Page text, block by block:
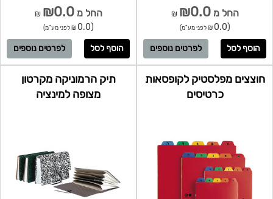
החל מ₪0.0
₪
(0.0 ₪ לפני מע"מ)
לפרטים נוספים
החל מ₪0.0
₪
(0.0 ₪ לפני מע"מ)
לפרטים נוספים
חוצצים מפלסטיק לקופסאות
כרטיסים
תיק הרמוניקה מקרטון
מצופה למינציה